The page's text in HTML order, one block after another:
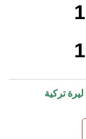
1
1
ليرة تركية